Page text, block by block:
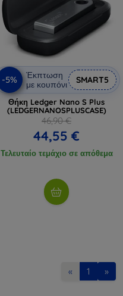
-5%
Έκπτωση
με κουπόνι
SMART5
Θήκη Ledger Nano S Plus
(LEDGERNANOSPLUSCASE)
46,90 €
44,55 €
Τελευταίο τεμάχιο σε απόθεμα
« 1 »